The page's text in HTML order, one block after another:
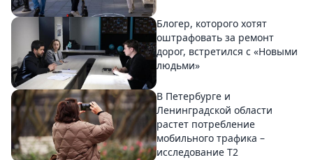
Блогер, которого хотят
оштрафовать за ремонт
дорог, встретился с «Новыми
людьми»
В Петербурге и
Ленинградской области
растет потребление
мобильного трафика –
исследование T2